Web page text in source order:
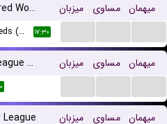
میزبان مساوی میهمان
Sunrisers Leeds (W) ۱۷:۳۰
T20 میزبان مساوی میهمان
میزبان مساوی میهمان